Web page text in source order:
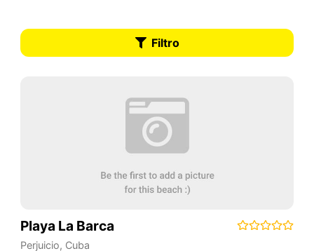
Filtro
Playa La Barca
Perjuicio, Cuba